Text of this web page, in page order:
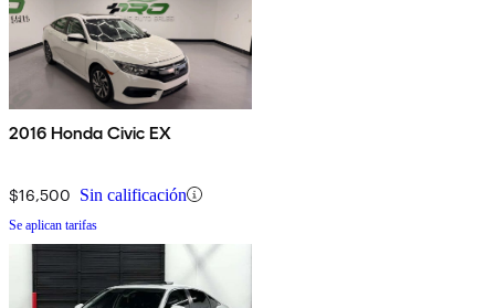
2016 Honda Civic EX
$16,500 Sin calificación
Se aplican tarifas